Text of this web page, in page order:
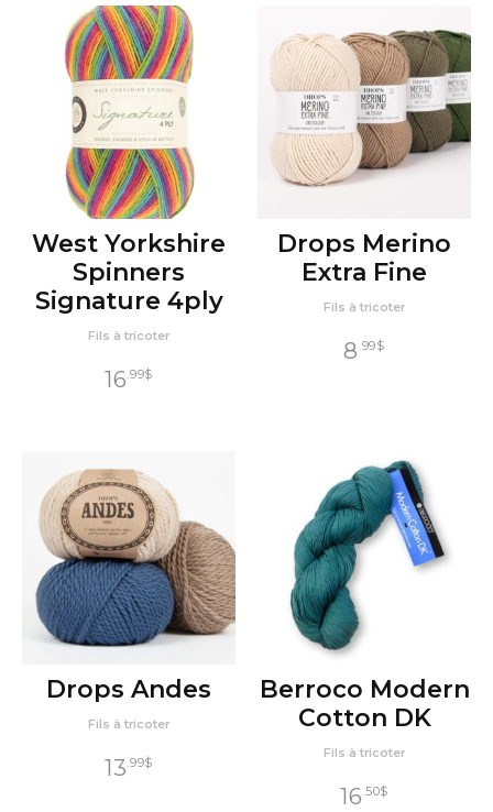
West Yorkshire
Spinners
Signature 4ply
Fils à tricoter
16.99$
Drops Merino
Extra Fine
Fils à tricoter
8 .99$
Drops Andes
Fils à tricoter
13.99$
Berroco Modern
Cotton DK
Fils à tricoter
16.50$